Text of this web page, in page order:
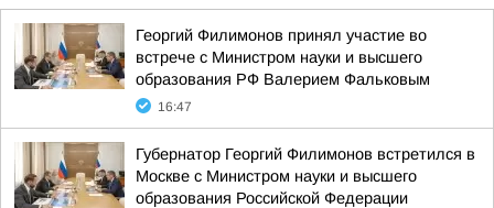
Георгий Филимонов принял участие во
встрече с Министром науки и высшего
образования РФ Валерием Фальковым
16:47
Губернатор Георгий Филимонов встретился в
Москве с Министром науки и высшего
образования Российской Федерации